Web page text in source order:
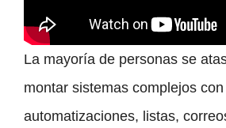
La mayoría de personas se
montar sistemas complejos con
automatizaciones, listas,